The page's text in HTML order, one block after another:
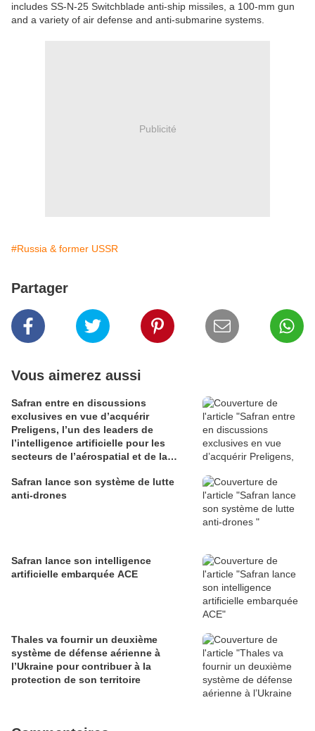
includes SS-N-25 Switchblade anti-ship missiles, a 100-mm gun
and a variety of air defense and anti-submarine systems.
Publicité
#Russia & former USSR
Partager
Vous aimerez aussi
Safran entre en discussions
exclusives en vue d’acquérir
Preligens, l’un des leaders de
l’intelligence artificielle pour les
secteurs de l’aérospatial et de la
Safran lance son système de lutte
anti-drones
Safran lance son intelligence
artificielle embarquée ACE
Thales va fournir un deuxième
système de défense aérienne à
l’Ukraine pour contribuer à la
protection de son territoire